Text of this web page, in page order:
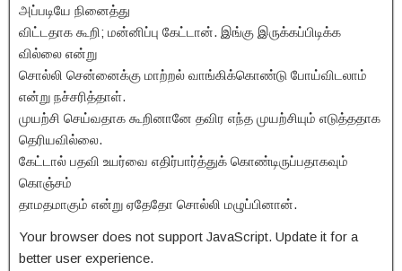
அப்படியே நினைத்து
விட்டதாக கூறி; மன்னிப்பு கேட்டான். இங்கு இருக்கப்பிடிக்க
வில்லை என்று
சொல்லி சென்னைக்கு மாற்றல் வாங்கிக்கொண்டு போய்விடலாம்
என்று நச்சரித்தாள்.
முயற்சி செய்வதாக கூறினானே தவிர எந்த முயற்சியும் எடுத்ததாக
தெரியவில்லை.
கேட்டால் பதவி உயர்வை எதிர்பார்த்துக் கொண்டிருப்பதாகவும்
கொஞ்சம்
தாமதமாகும் என்று ஏதேதோ சொல்லி மழுப்பினான்.
Your browser does not support JavaScript. Update it for a
better user experience.